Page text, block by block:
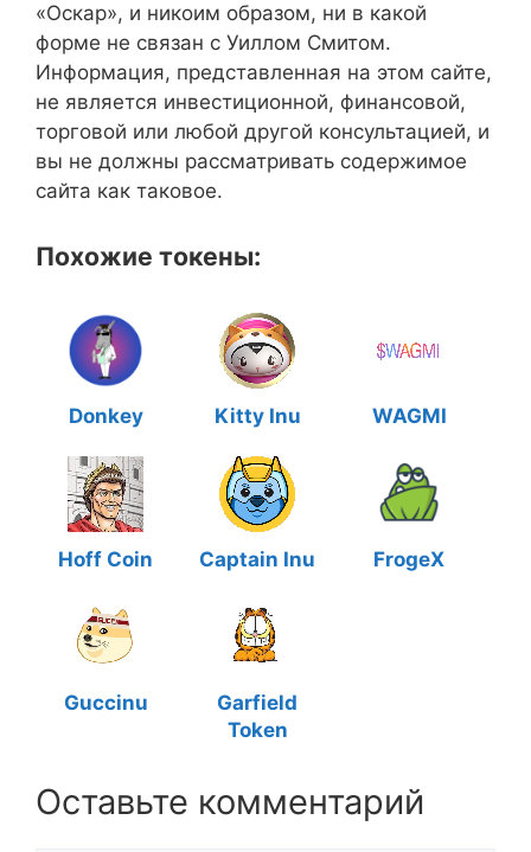
«Оскар», и никоим образом, ни в какой
форме не связан с Уиллом Смитом.
Информация, представленная на этом сайте,
не является инвестиционной, финансовой,
торговой или любой другой консультацией, и
вы не должны рассматривать содержимое
сайта как таковое.
Похожие токены:
Donkey Kitty Inu WAGMI
Hoff Coin Captain Inu FrogeX
Guccinu
Garfield
Token
Оставьте комментарий